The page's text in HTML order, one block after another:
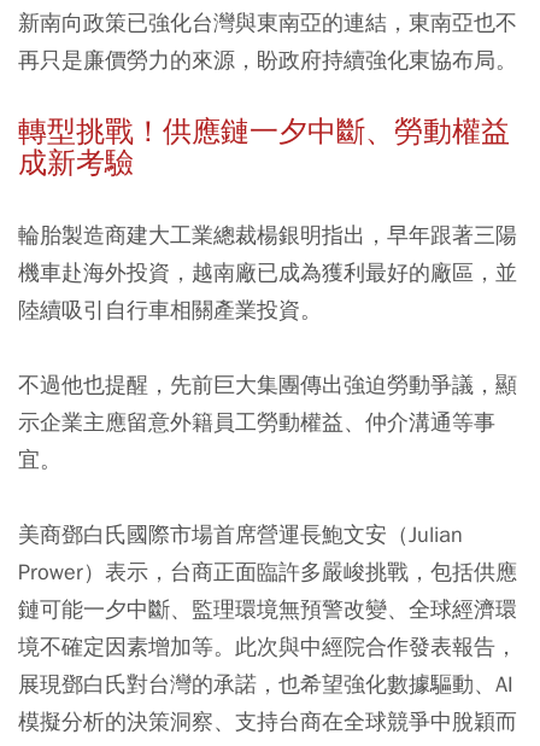
新南向政策已強化台灣與東南亞的連結，東南亞也不
再只是廉價勞力的來源，盼政府持續強化東協布局。
轉型挑戰！供應鏈一夕中斷、勞動權益
成新考驗
輪胎製造商建大工業總裁楊銀明指出，早年跟著三陽
機車赴海外投資，越南廠已成為獲利最好的廠區，並
陸續吸引自行車相關產業投資。
不過他也提醒，先前巨大集團傳出強迫勞動爭議，顯
示企業主應留意外籍員工勞動權益、仲介溝通等事
宜。
美商鄧白氏國際市場首席營運長鮑文安（Julian
Prower）表示，台商正面臨許多嚴峻挑戰，包括供應
鏈可能一夕中斷、監理環境無預警改變、全球經濟環
境不確定因素增加等。此次與中經院合作發表報告，
展現鄧白氏對台灣的承諾，也希望強化數據驅動、AI
模擬分析的決策洞察、支持台商在全球競爭中脫穎而